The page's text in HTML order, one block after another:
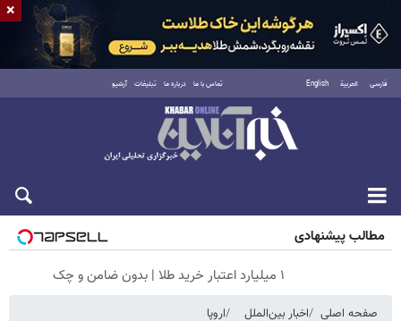
فارسی العربية English تماس با ما درباره ما تبلیغات آرشیو
پنجشنبه ۱۵ مرداد ۱۴۰۵
مطالب پیشنهادی
۱ میلیارد اعتبار خرید طلا | بدون ضامن و چک
صفحه اصلی اخبار بین‌الملل اروپا
×